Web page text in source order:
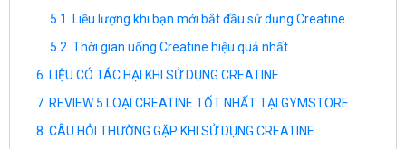
Liều lượng khi bạn mới bắt đầu sử dụng Creatine
Thời gian uống Creatine hiệu quả nhất
LIỆU CÓ TÁC HẠI KHI SỬ DỤNG CREATINE
REVIEW 5 LOẠI CREATINE TỐT NHẤT TẠI GYMSTORE
CÂU HỎI THƯỜNG GẶP KHI SỬ DỤNG CREATINE